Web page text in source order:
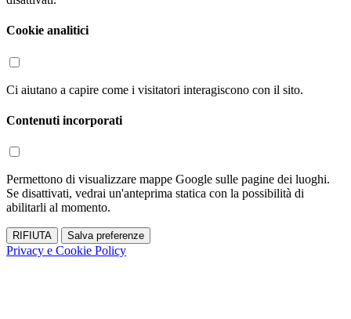
Cookie analitici
Ci aiutano a capire come i visitatori interagiscono con il sito.
Contenuti incorporati
Permettono di visualizzare mappe Google sulle pagine dei luoghi.
Se disattivati, vedrai un'anteprima statica con la possibilità di
abilitarli al momento.
RIFIUTA Salva preferenze
Privacy e Cookie Policy